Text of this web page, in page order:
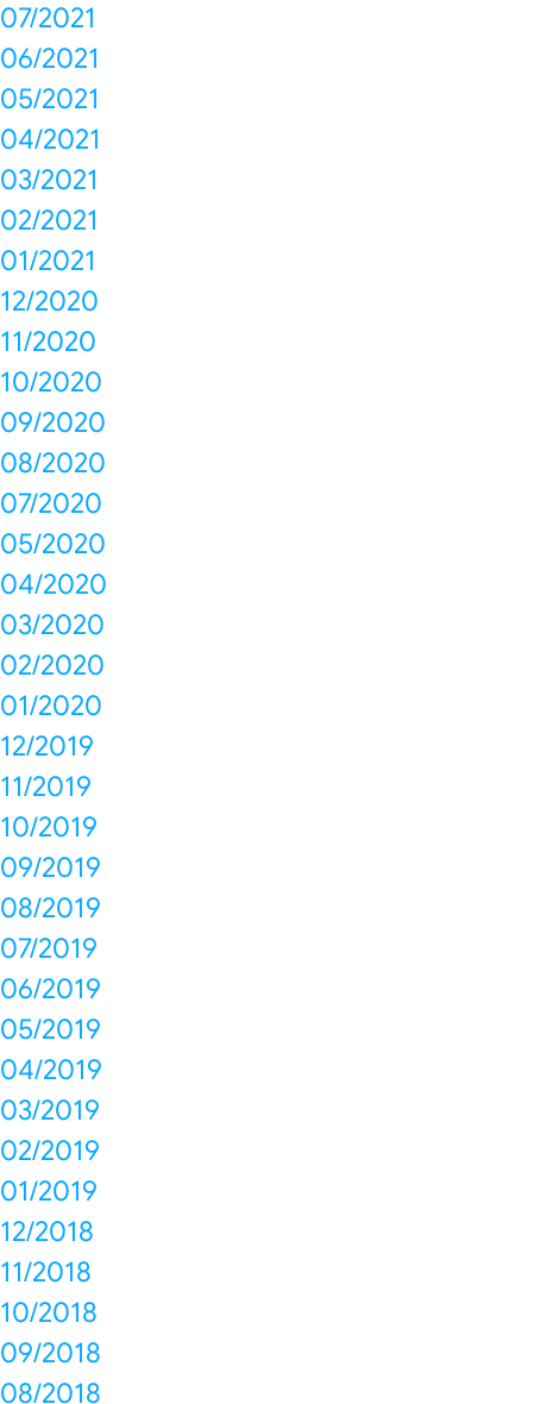
07/2021
06/2021
05/2021
04/2021
03/2021
02/2021
01/2021
12/2020
11/2020
10/2020
09/2020
08/2020
07/2020
05/2020
04/2020
03/2020
02/2020
01/2020
12/2019
11/2019
10/2019
09/2019
08/2019
07/2019
06/2019
05/2019
04/2019
03/2019
02/2019
01/2019
12/2018
11/2018
10/2018
09/2018
08/2018